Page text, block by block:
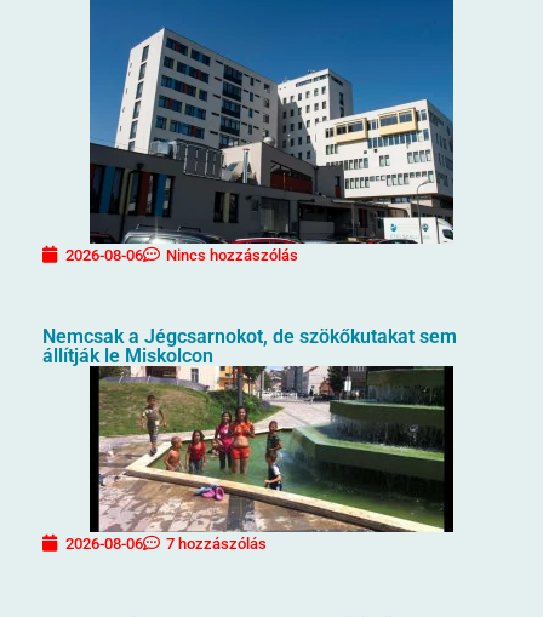
2026-08-06 Nincs hozzászólás
Nemcsak a Jégcsarnokot, de szökőkutakat sem
állítják le Miskolcon
2026-08-06 7 hozzászólás